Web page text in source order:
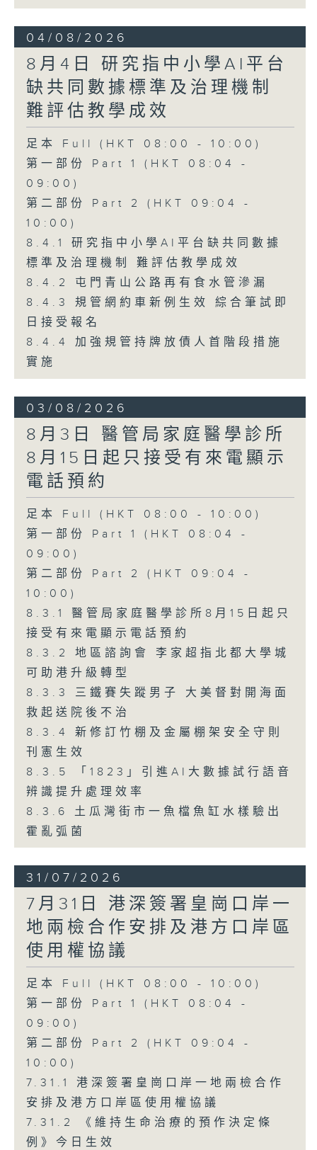
04/08/2026
8月4日 研究指中小學AI平台
缺共同數據標準及治理機制
難評估教學成效
足本 Full (HKT 08:00 - 10:00)
第一部份 Part 1 (HKT 08:04 -
09:00)
第二部份 Part 2 (HKT 09:04 -
10:00)
8.4.1 研究指中小學AI平台缺共同數據
標準及治理機制 難評估教學成效
8.4.2 屯門青山公路再有食水管滲漏
8.4.3 規管網約車新例生效 綜合筆試即
日接受報名
8.4.4 加強規管持牌放債人首階段措施
實施
03/08/2026
8月3日 醫管局家庭醫學診所
8月15日起只接受有來電顯示
電話預約
足本 Full (HKT 08:00 - 10:00)
第一部份 Part 1 (HKT 08:04 -
09:00)
第二部份 Part 2 (HKT 09:04 -
10:00)
8.3.1 醫管局家庭醫學診所8月15日起只
接受有來電顯示電話預約
8.3.2 地區諮詢會 李家超指北都大學城
可助港升級轉型
8.3.3 三鐵賽失蹤男子 大美督對開海面
救起送院後不治
8.3.4 新修訂竹棚及金屬棚架安全守則
刊憲生效
8.3.5 「1823」引進AI大數據試行語音
辨識提升處理效率
8.3.6 土瓜灣街市一魚檔魚缸水樣驗出
霍亂弧菌
31/07/2026
7月31日 港深簽署皇崗口岸一
地兩檢合作安排及港方口岸區
使用權協議
足本 Full (HKT 08:00 - 10:00)
第一部份 Part 1 (HKT 08:04 -
09:00)
第二部份 Part 2 (HKT 09:04 -
10:00)
7.31.1 港深簽署皇崗口岸一地兩檢合作
安排及港方口岸區使用權協議
7.31.2 《維持生命治療的預作決定條
例》今日生效